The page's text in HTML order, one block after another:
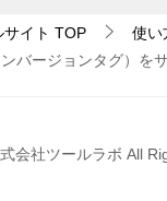
イト TOP
使い
バージョンタグ）を
会社ツールラボ All